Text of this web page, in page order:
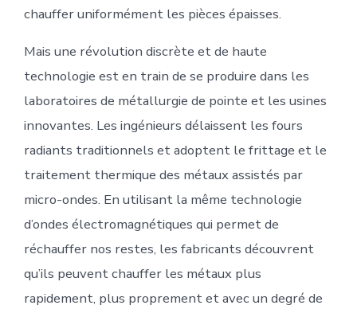
chauffer uniformément les pièces épaisses.
Mais une révolution discrète et de haute
technologie est en train de se produire dans les
laboratoires de métallurgie de pointe et les usines
innovantes. Les ingénieurs délaissent les fours
radiants traditionnels et adoptent le frittage et le
traitement thermique des métaux assistés par
micro-ondes. En utilisant la même technologie
d’ondes électromagnétiques qui permet de
réchauffer nos restes, les fabricants découvrent
qu’ils peuvent chauffer les métaux plus
rapidement, plus proprement et avec un degré de